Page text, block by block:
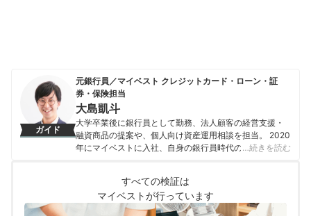
ガイド
元銀行員／マイベスト クレジットカード・ローン・証
券・保険担当
大島凱斗
大学卒業後に銀行員として勤務、法人顧客の経営支援・
融資商品の提案や、個人向け資産運用相談を担当。 2020
年にマイベストに入社、自身の銀行員時代の経験を活か
済を専門に解説コンテンツの制作を統括する。 また、
Yahoo!ファイナンスで借入や投資への疑問や基礎知識に
関する連載も担当している。
…続きを読む
すべての検証は
マイベストが行っています